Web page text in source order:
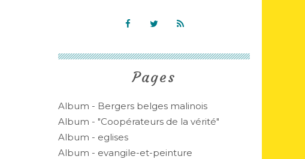
Pages
Album - Bergers belges malinois
Album - "Coopérateurs de la vérité"
Album - eglises
Album - evangile-et-peinture